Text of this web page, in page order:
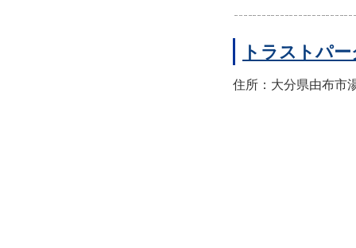
トラストパ
住所：大分県由布市